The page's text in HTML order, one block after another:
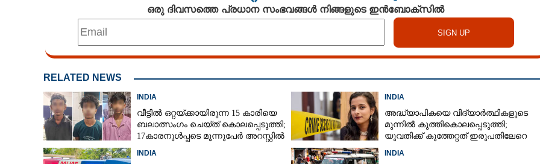
ഒരു ദിവസത്തെ പ്രധാന സംഭവങ്ങൾ നിങ്ങളുടെ ഇൻബോക്സിൽ
RELATED NEWS
INDIA
വീട്ടിൽ ഒറ്റയ്‌ക്കായിരുന്ന 15 കാരിയെ
ബലാത്സംഗം ചെയ്‌ത് കൊലപ്പെടുത്തി;
17കാരനുൾപ്പടെ മൂന്നുപേർ അറസ്റ്റിൽ
INDIA
അദ്ധ്യാപികയെ വിദ്യാർത്ഥികളുടെ
മുന്നിൽ കുത്തികൊലപ്പെടുത്തി;
യുവതിക്ക് കുത്തേറ്റത് ഇരുപതിലേറെ
INDIA INDIA